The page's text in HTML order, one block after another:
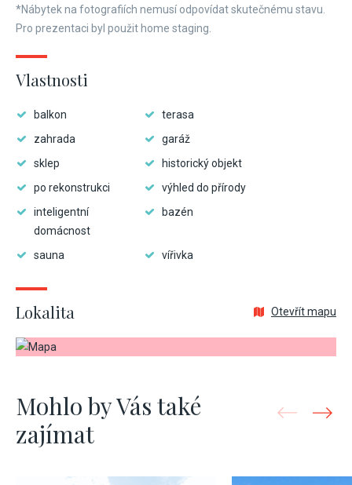
*Nábytek na fotografiích nemusí odpovídat skutečnému stavu.
Pro prezentaci byl použit home staging.
Vlastnosti
balkon
terasa
zahrada
garáž
sklep
historický objekt
po rekonstrukci
výhled do přírody
inteligentní
domácnost
bazén
sauna vířivka
Lokalita Otevřít mapu
Mohlo by Vás také
zajímat